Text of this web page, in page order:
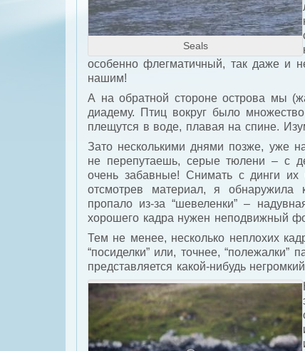
Seals
особенно флегматичный, так даже и
нашим!
А на обратной стороне острова мы
диадему. Птиц вокруг было
плещутся в воде, плавая на спине.
Зато несколькими днями позже, уже
не перепутаешь, серые тюлени – с
очень забавные! Снимать с динги
отсмотрев материал, я обнаружила
пропало из-за “шевеленки” –
хорошего кадра нужен неподвижный
Тем не менее, несколько неплохих
“посиделки” или, точнее, “полежалки”
представляется какой-нибудь